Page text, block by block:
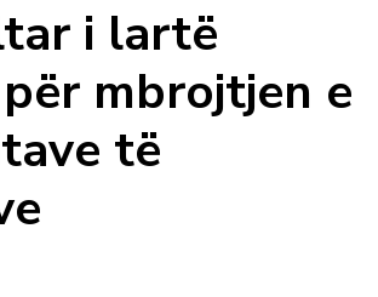
i lartë
mbrojtjen e
të